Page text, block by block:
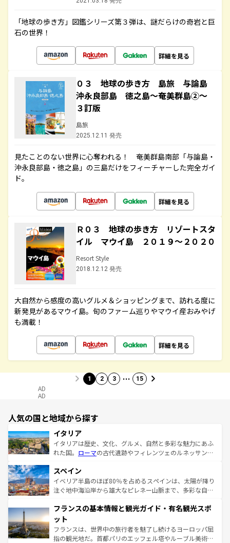
「地球の歩き方」図鑑シリーズ第３弾は、謎だらけの奇岩と巨
石の世界！
詳細を見る
０３ 地球の歩き方 島旅 与論島
沖永良部島 徳之島～奄美群島②～
３訂版
島旅
2025.12.11 発売
見たことのない世界に心奪われる！ 奄美群島南部「与論島・
沖永良部島・徳之島」の三島だけをフィーチャーした完全ガイ
ド。
詳細を見る
Ｒ０３ 地球の歩き方 リゾートスタ
イル マウイ島 ２０１９～２０２０
Resort Style
2018.12.12 発売
大自然から感度の高いグルメ＆ショッピングまで、訪れる度に
新発見があるマウイ島。旬のファーム巡りやマウイ産おみやげ
も満載！
詳細を見る
1 2 3 … 15
AD
AD
人気の国と地域から探す
イタリア
イタリアは歴史、文化、グルメ、自然と多彩な魅力にあふ
れた国。 ローマの古代遺跡やフィレンツェのルネッサンス
ろん、トスカーナの美しい田園風景やアマルフィ海岸の絶
景など、自然景観も見逃せない。観光の合間には、本場の
ピザやパスタなど、絶品のイタリア料理を堪能することも
ませてくれるイタリアで、忘れられない旅をしてみよう！
なお、新着のイタリア情報は
しい。
スペイン
イベリア半島のほぼ80％を占めるスペインは、太陽が降り
注ぐ地中海沿岸から雄大なピレネー山脈まで、多彩な自然
文化が根付くこの国では、情熱的なフラメンコ、熱気あふ
れる闘牛、そして美味しいタパスが生活の一部となってい
る。首都マドリードの洗練された雰囲気や、バルセロナの
アートに溢れた街角から、地方では古代ローマ遺跡や中世
フランスの基本情報と観光ガイド・有名観光スポ
ット
フランスは、世界中の旅行者を魅了し続けるヨーロッパ屈
指の観光地だ。首都パリのエッフェル塔やルーブル美術館